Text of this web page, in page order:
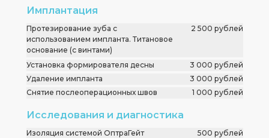
Имплантация
Протезирование зуба с
использованием импланта. Титановое
основание (с винтами)
2 500 рублей
Исследования и диагностика
Изоляция системой ОптраГейт 500 рублей
Установка формирователя десны
3 000 рублей
Удаление импланта
3 000 рублей
Снятие послеоперационных швов
1 000 рублей